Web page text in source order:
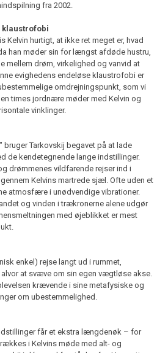
fra 2002.
klaustrofobi
Kelvin hurtigt, at ikke ret meget er, hvad
han møder sin for længst afdøde hustru,
mellem drøm, virkelighed og vanvid at
evighedens endeløse klaustrofobi er
omdrejningspunkt, som vi
times jordnære møder med Kelvin og
vinklinger.
bruger Tarkovskij begavet på at lade
de kendetegnende lange indstillinger.
drømmenes vildfarende rejser ind i
Kelvins martrede sjæl. Ofte uden et
atmosfære i unødvendige vibrationer.
og vinden i trækronerne alene udgør
med øjeblikket er mest
enkel) rejse langt ud i rummet,
at svæve om sin egen vægtløse akse.
krævende i sine metafysiske og
om ubestemmelighed.
får et ekstra længdenøk – for
i Kelvins møde med alt- og